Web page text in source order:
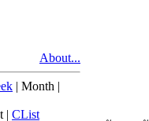
About...
| Month |
| CList